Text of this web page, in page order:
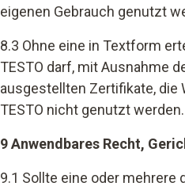
eigenen Gebrauch genutzt
8.3 Ohne eine in Textform
TESTO darf, mit Ausnahme
ausgestellten Zertifikate, die
TESTO nicht genutzt werden.
9 Anwendbares Recht,
9.1 Sollte eine oder mehrere